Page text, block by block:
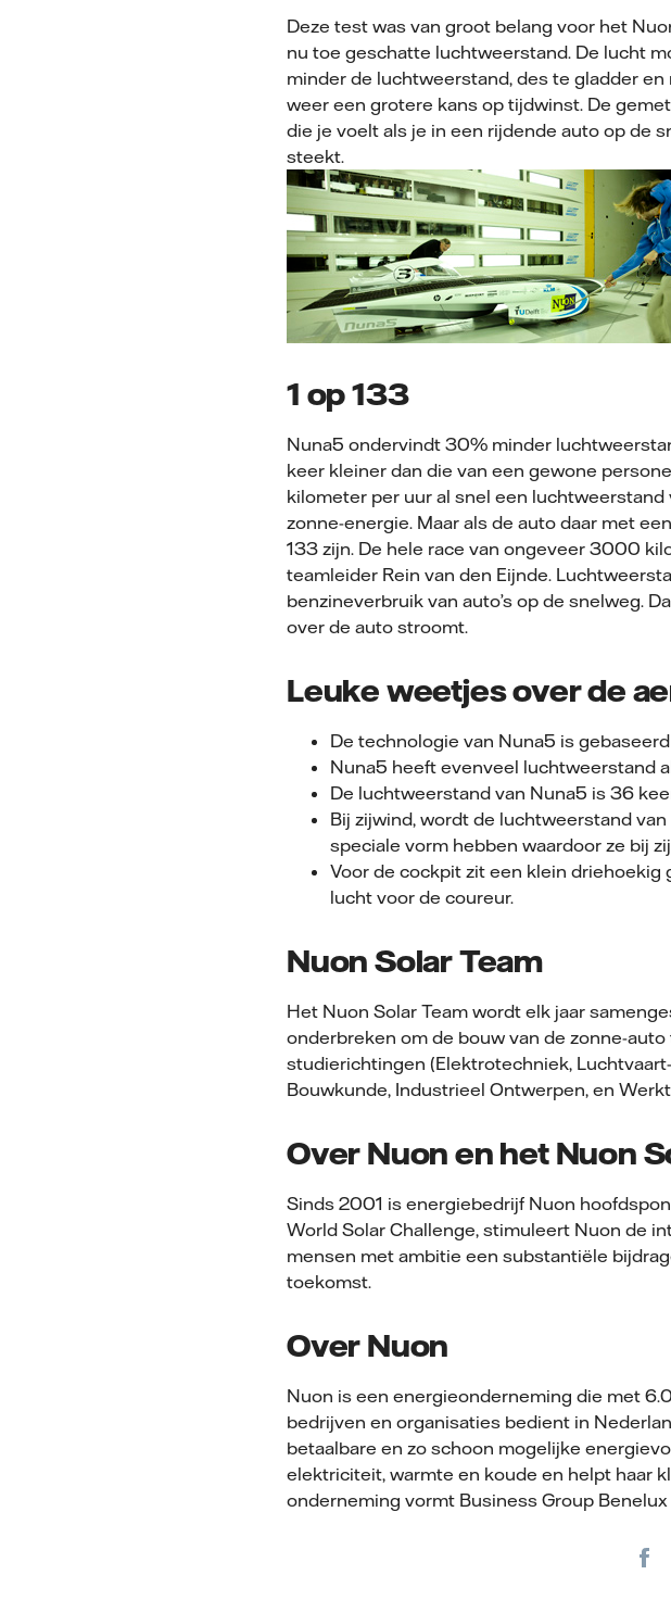
Deze test was van groot belang voor het
nu toe geschatte luchtweerstand. De lucht
minder de luchtweerstand, des te gladder
weer een grotere kans op tijdwinst. De
die je voelt als je in een rijdende auto op de
steekt.
1 op 133
Nuna5 ondervindt 30% minder
keer kleiner dan die van een gewone
kilometer per uur al snel een
zonne-energie. Maar als de auto daar met
133 zijn. De hele race van ongeveer 3000
teamleider Rein van den Eijnde.
benzineverbruik van auto’s op de snelweg.
over de auto stroomt.
Leuke weetjes over de
De technologie van Nuna5 is
Nuna5 heeft evenveel luchtweerstand
De luchtweerstand van Nuna5 is 36
Bij zijwind, wordt de luchtweerstand
speciale vorm hebben waardoor ze bij
Voor de cockpit zit een klein
lucht voor de coureur.
Nuon Solar Team
Het Nuon Solar Team wordt elk jaar
onderbreken om de bouw van de zonne-
studierichtingen (Elektrotechniek,
Bouwkunde, Industrieel Ontwerpen, en
Over Nuon en het Nuon
Sinds 2001 is energiebedrijf Nuon
World Solar Challenge, stimuleert Nuon de
mensen met ambitie een substantiële
toekomst.
Over Nuon
Nuon is een energieonderneming die met
bedrijven en organisaties bedient in
betaalbare en zo schoon mogelijke
elektriciteit, warmte en koude en helpt haar
onderneming vormt Business Group